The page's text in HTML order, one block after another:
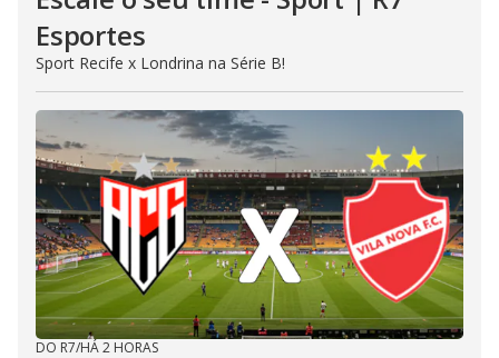
Esportes
Sport Recife x Londrina na Série B!
DO R7/HÁ 2 HORAS